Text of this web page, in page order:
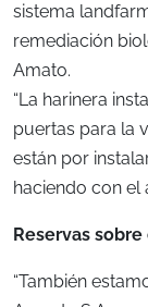
sistema
remediación
Amato.
“La harinera
puertas para la
están por
haciendo con el
Reservas
“También